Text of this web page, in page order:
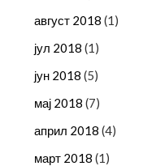
август 2018 (1)
јул 2018 (1)
јун 2018 (5)
мај 2018 (7)
април 2018 (4)
март 2018 (1)